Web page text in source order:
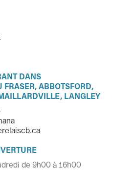
DANS
FRASER, ABBOTSFORD,
LANGLEY
de 9h00 à 16h00